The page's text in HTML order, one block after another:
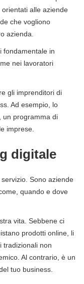
alle aziende
che vogliono
azienda.
fondamentale in
nei lavoratori
gli imprenditori di
Ad esempio, lo
un programma di
imprese.
digitale
Sono aziende
quando e dove
vita. Sebbene ci
prodotti online, li
tradizionali non
Al contrario, è un
tuo business.